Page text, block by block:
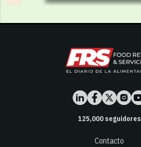
125,000seguidores
Contacto